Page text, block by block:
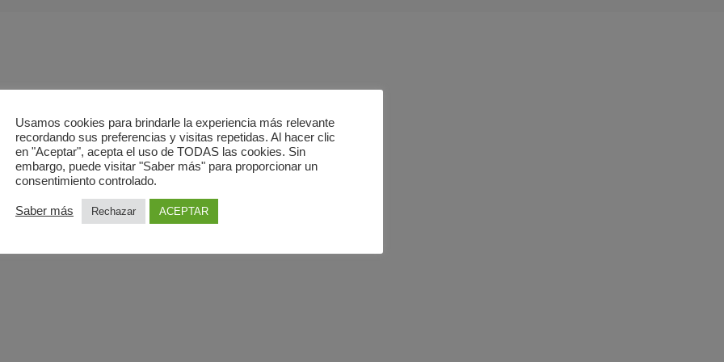
Madrid
horas
RESONANCIA MAGNÉTICA?
Ecobody en Madrid
Usamos cookies para brindarle la experiencia más relevante
recordando sus preferencias y visitas repetidas. Al hacer clic
en "Aceptar", acepta el uso de TODAS las cookies. Sin
embargo, puede visitar "Saber más" para proporcionar un
consentimiento controlado.
Saber más Rechazar ACEPTAR